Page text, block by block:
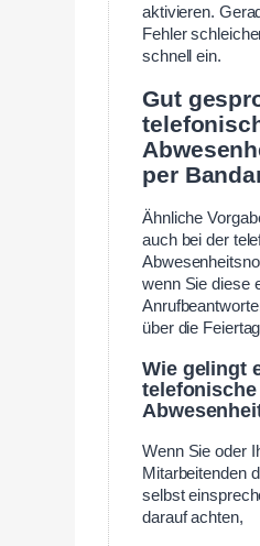
aktivieren.
Fehler
schnell ein.
Gut
per
Ähnliche
auch bei der
wenn Sie diese
über die
Wie gelingt
telefonische
Wenn Sie oder
Mitarbeitenden
selbst
darauf achten,